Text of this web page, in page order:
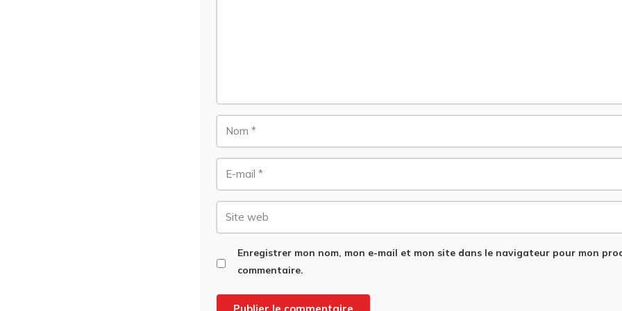
Enregistrer mon nom, mon e-mail et mon site dans le navigateur pour mon
commentaire.